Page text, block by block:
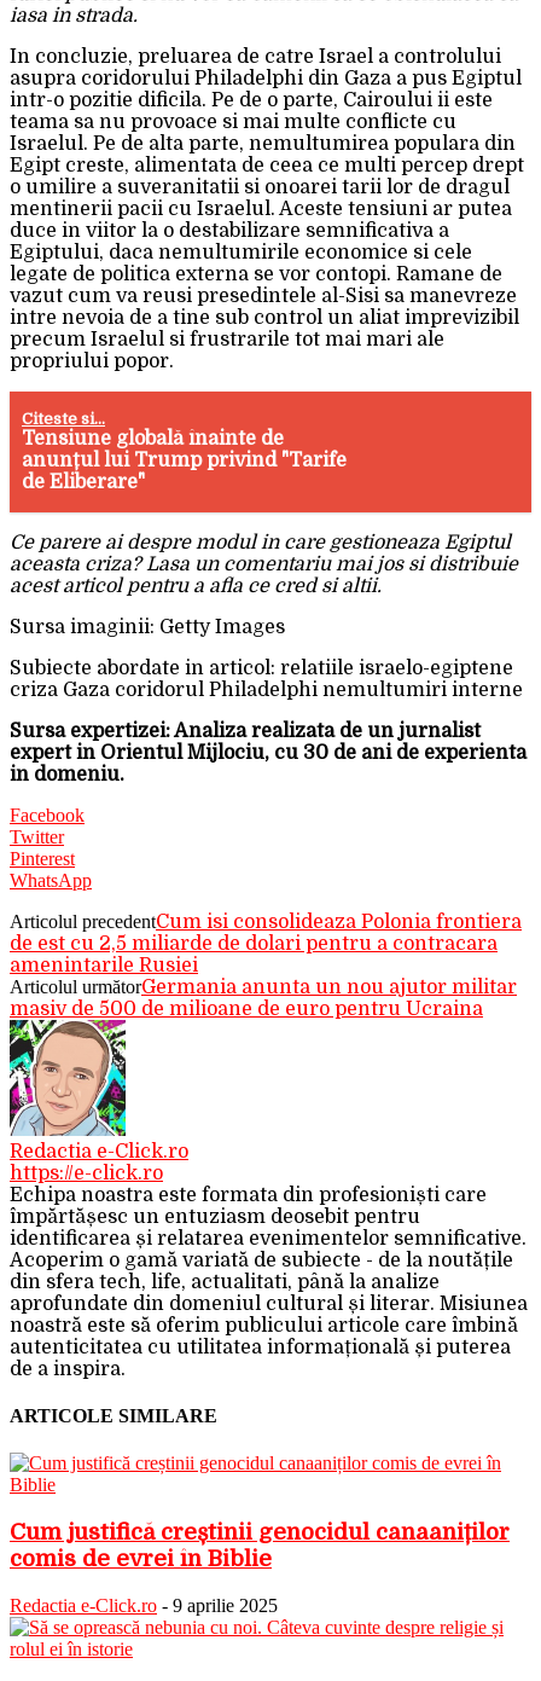
iasa in strada.
In concluzie, preluarea de catre Israel a controlului
asupra coridorului Philadelphi din Gaza a pus Egiptul
intr-o pozitie dificila. Pe de o parte, Cairoului ii este
teama sa nu provoace si mai multe conflicte cu
Israelul. Pe de alta parte, nemultumirea populara din
Egipt creste, alimentata de ceea ce multi percep drept
o umilire a suveranitatii si onoarei tarii lor de dragul
mentinerii pacii cu Israelul. Aceste tensiuni ar putea
duce in viitor la o destabilizare semnificativa a
Egiptului, daca nemultumirile economice si cele
legate de politica externa se vor contopi. Ramane de
vazut cum va reusi presedintele al-Sisi sa manevreze
intre nevoia de a tine sub control un aliat imprevizibil
precum Israelul si frustrarile tot mai mari ale
propriului popor.
Citeste si...
Tensiune globală înainte de
anunțul lui Trump privind "Tarife
de Eliberare"
Ce parere ai despre modul in care gestioneaza Egiptul
aceasta criza? Lasa un comentariu mai jos si distribuie
acest articol pentru a afla ce cred si altii.
Sursa imaginii: Getty Images
Subiecte abordate in articol: relatiile israelo-egiptene
criza Gaza coridorul Philadelphi nemultumiri interne
Sursa expertizei: Analiza realizata de un jurnalist
expert in Orientul Mijlociu, cu 30 de ani de experienta
in domeniu.
Facebook
Twitter
Pinterest
WhatsApp
Articolul precedentCum isi consolideaza Polonia frontiera
de est cu 2,5 miliarde de dolari pentru a contracara
amenintarile Rusiei
Articolul următorGermania anunta un nou ajutor militar
masiv de 500 de milioane de euro pentru Ucraina
Redactia e-Click.ro
https://e-click.ro
Echipa noastra este formata din profesioniști care
împărtășesc un entuziasm deosebit pentru
identificarea și relatarea evenimentelor semnificative.
Acoperim o gamă variată de subiecte - de la noutățile
din sfera tech, life, actualitati, până la analize
aprofundate din domeniul cultural și literar. Misiunea
noastră este să oferim publicului articole care îmbină
autenticitatea cu utilitatea informațională și puterea
de a inspira.
ARTICOLE SIMILARE
Cum justifică creștinii genocidul canaaniților
comis de evrei în Biblie
Redactia e-Click.ro - 9 aprilie 2025